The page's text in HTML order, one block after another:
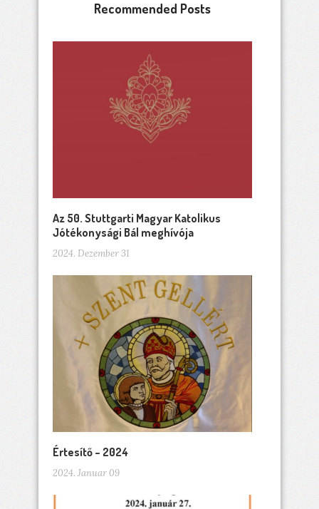
Recommended Posts
Az 50. Stuttgarti Magyar Katolikus
Jótékonysági Bál meghívója
2024. Dezember 31
Értesítő – 2024
2024. Januar 09